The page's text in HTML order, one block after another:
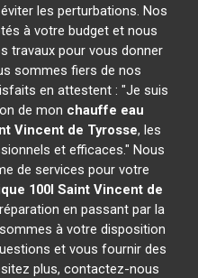
les perturbations. Nos
à votre budget et nous
travaux pour vous donner
sommes fiers de nos
en attestent : "Je suis
de mon chauffe eau
Vincent de Tyrosse, les
et efficaces." Nous
de services pour votre
100l Saint Vincent de
en passant par la
à votre disposition
et vous fournir des
plus, contactez-nous